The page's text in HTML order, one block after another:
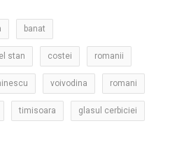
banat
stan costei romanii
voivodina romani
timisoara glasul cerbiciei